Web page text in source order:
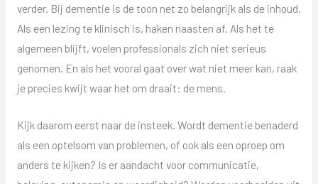
verder. Bij dementie is de toon net zo belangrijk als de inhoud.
Als een lezing te klinisch is, haken naasten af. Als het te
algemeen blijft, voelen professionals zich niet serieus
genomen. En als het vooral gaat over wat niet meer kan, raak
je precies kwijt waar het om draait: de mens.
Kijk daarom eerst naar de insteek. Wordt dementie benaderd
als een optelsom van problemen, of ook als een oproep om
anders te kijken? Is er aandacht voor communicatie,